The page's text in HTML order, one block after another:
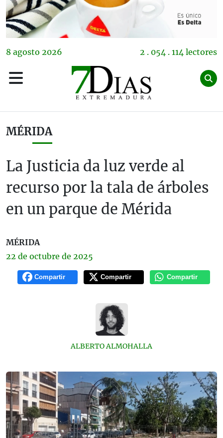
8 agosto 2026 2 . 054 . 114 lectores
MÉRIDA
La Justicia da luz verde al
recurso por la tala de árboles
en un parque de Mérida
MÉRIDA
22 de octubre de 2025
Compartir Compartir Compartir
ALBERTO ALMOHALLA